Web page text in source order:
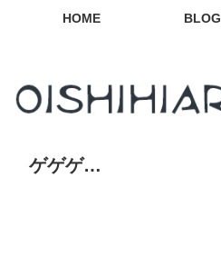
HOME BLOG
ゲゲゲ…